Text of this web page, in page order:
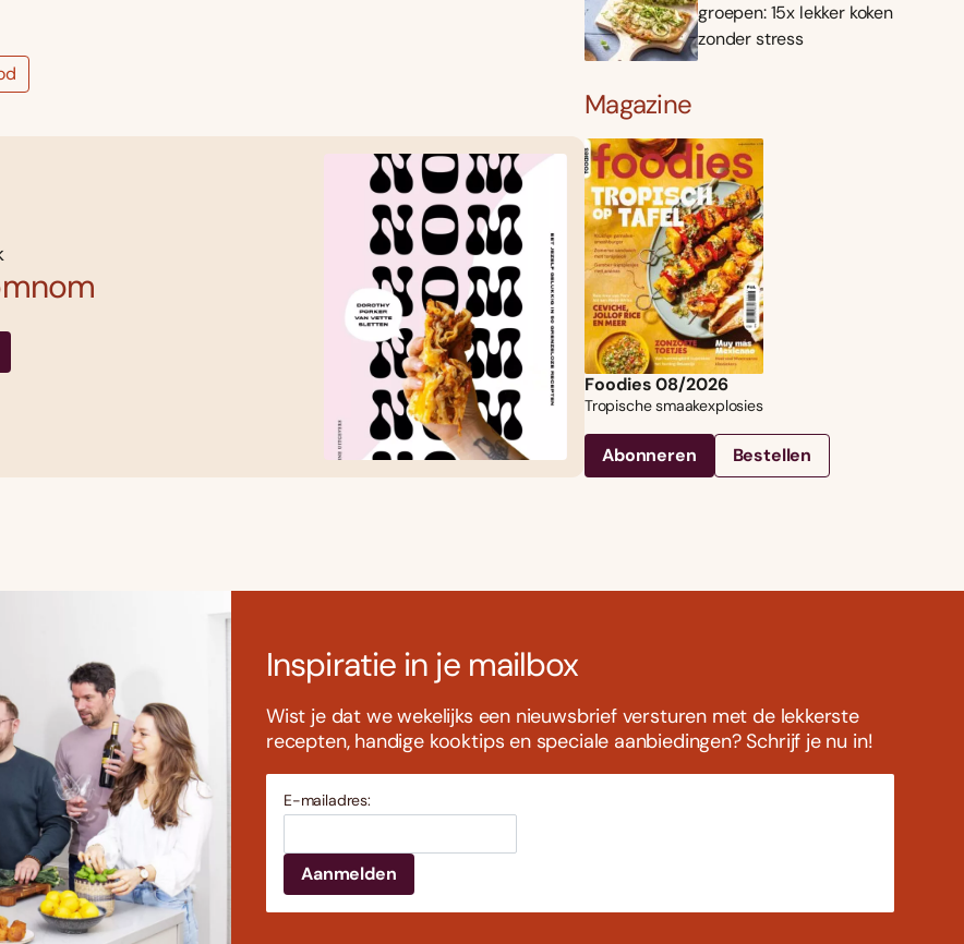
groepen: 15x lekker koken
zonder stress
Magazine
Foodies 08/2026
Tropische smaakexplosies
Abonneren Bestellen
Inspiratie in je mailbox
Wist je dat we wekelijks een nieuwsbrief versturen met de lekkerste
recepten, handige kooktips en speciale aanbiedingen? Schrijf je nu in!
E-mailadres: